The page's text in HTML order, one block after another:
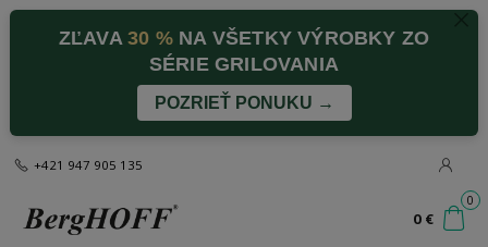
ZĽAVA30 %NA VŠETKY VÝROBKY ZO
SÉRIE GRILOVANIA
POZRIEŤ PONUKU →
+421 947 905 135
0
0 €